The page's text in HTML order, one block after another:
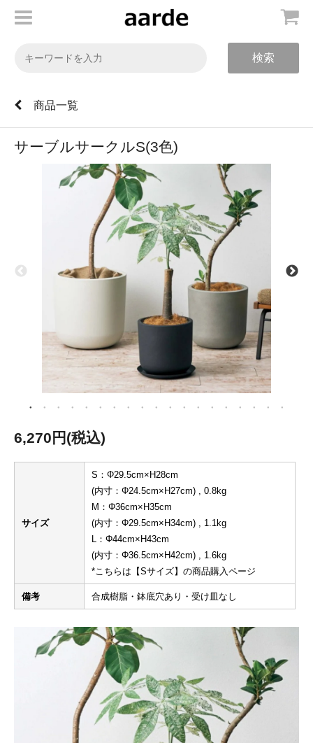
検索
商品一覧
サーブルサークルS(3色)
6,270円(税込)
サイズ
S：Φ29.5cm×H28cm
(内寸：Φ24.5cm×H27cm) , 0.8kg
M：Φ36cm×H35cm
(内寸：Φ29.5cm×H34cm) , 1.1kg
L：Φ44cm×H43cm
(内寸：Φ36.5cm×H42cm) , 1.6kg
*こちらは【Sサイズ】の商品購入ページ
備考 合成樹脂・鉢底穴あり・受け皿なし